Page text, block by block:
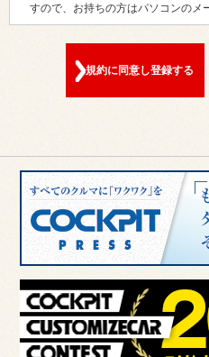
す。なお、本サービスをご利用
接続料、通話料を含む通信費用
れを負担するものとします。
きましては、当店において本会
合もございますので、あらかじ
第6条（当店からのご案内の送
当店が本会員に対して案内を差
合、当店が行う本サービス以外
送信等を行う場合がございます
い。
すので、お持ちの方はパソコンのメ
規約に同意し登録する